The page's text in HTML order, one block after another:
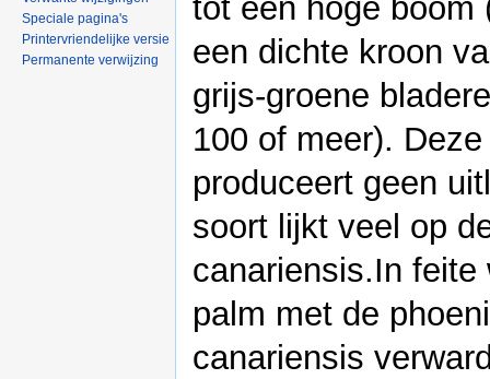
tot een hoge boom
een dichte kroon
grijs-groene
100 of meer).
produceert geen
soort lijkt veel op
canariensis.In feite
palm met de
canariensis
Speciale pagina's
Printervriendelijke versie
Permanente verwijzing